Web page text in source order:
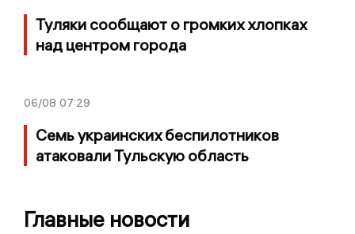
Туляки сообщают о громких хлопках
над центром города
06/08 07:29
Семь украинских беспилотников
атаковали Тульскую область
Главные новости